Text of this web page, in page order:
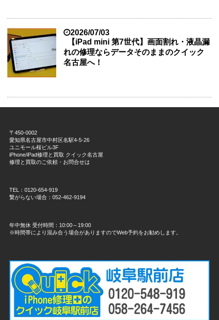
2026/07/03
【iPad mini 第7世代】画面割れ・液晶漏
れの修理ならデータそのままのクイック
名古屋へ！
〒450-0002
愛知県名古屋市中村区名駅4-5-26
ユニモール桜ビル3F
iPhone/iPad修理と買取 クイック名古屋
修理と買取のご依頼・お問合せは
TEL：0120-654-919
繋がらない場合：052-462-9194
年中無休 受付時間：10:00～19:00
※時間帯により混み合う場合がありますのでWeb予約をお勧めします。